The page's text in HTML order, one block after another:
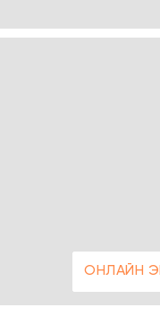
ОНЛАЙН